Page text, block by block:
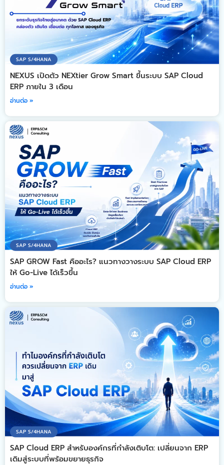
SAP S/4HANA
NEXUS เปิดตัว NEXtier Grow Smart ขึ้นระบบ SAP Cloud
ERP ภายใน 3 เดือน
อ่านต่อ »
SAP S/4HANA
SAP GROW Fast คืออะไร? แนวทางวางระบบ SAP Cloud ERP
ให้ Go-Live ได้เร็วขึ้น
อ่านต่อ »
SAP S/4HANA
SAP Cloud ERP สำหรับองค์กรที่กำลังเติบโต: เปลี่ยนจาก ERP
เดิมสู่ระบบที่พร้อมขยายธุรกิจ